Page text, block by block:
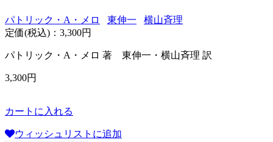
パトリック・A・メロ 東伸一
横山斉理
定価(税込)： 3,300円
パトリック・A・メロ 著 東伸一・横山斉理 訳
3,300円
カートに入れる
ウィッシュリストに追加